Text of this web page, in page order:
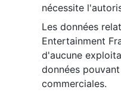
nécessite
Les données
Entertainment
d'aucune
données
commerciales.